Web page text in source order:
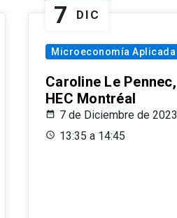
7 DIC
Microeconomía Aplicada
Caroline Le Pennec,
HEC Montréal
7 de Diciembre de 2023
13:35 a 14:45